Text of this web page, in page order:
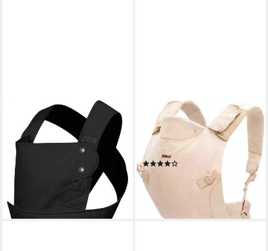
MARSUPI
Babytrage marsupi 2.0,
Einfach anpassbar durch
praktischen Klettverschluss.
89,90 €
lieferbar - in 2-3 Werktagen bei dir
+6
FILLIKID
Bauchtrage MC04, mit
abnehmbaren Baumwoll-
Spucktücher
57,99 €
lieferbar - in 2-3 Werktagen bei dir